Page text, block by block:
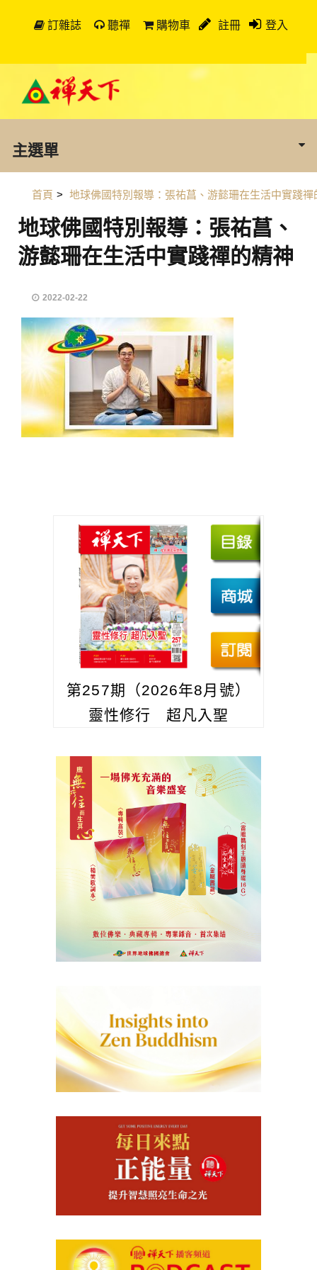
訂雜誌 聽禪 購物車 註冊 登入
主選單
首頁 > 地球佛國特別報導：張祐菖、游懿珊在生活中實踐禪
地球佛國特別報導：張祐菖、
游懿珊在生活中實踐禪的精神
2022-02-22
第257期（2026年8月號）
靈性修行 超凡入聖